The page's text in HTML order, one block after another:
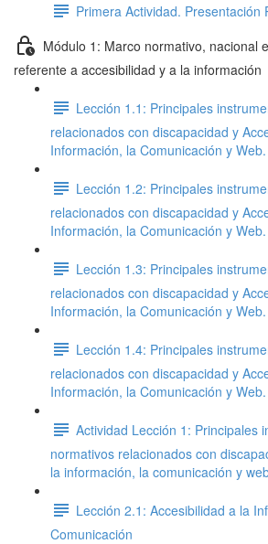
Primera Actividad. Presentación
Módulo 1: Marco normativo, nacional
referente a accesibilidad y a la información
Lección 1.1: Principales
relacionados con discapacidad y
Información, la Comunicación y Web.
Lección 1.2: Principales
relacionados con discapacidad y
Información, la Comunicación y Web.
Lección 1.3: Principales
relacionados con discapacidad y
Información, la Comunicación y Web.
Lección 1.4: Principales
relacionados con discapacidad y
Información, la Comunicación y Web.
Actividad Lección 1: Principales
normativos relacionados con
la información, la comunicación y
Lección 2.1: Accesibilidad a la
Comunicación